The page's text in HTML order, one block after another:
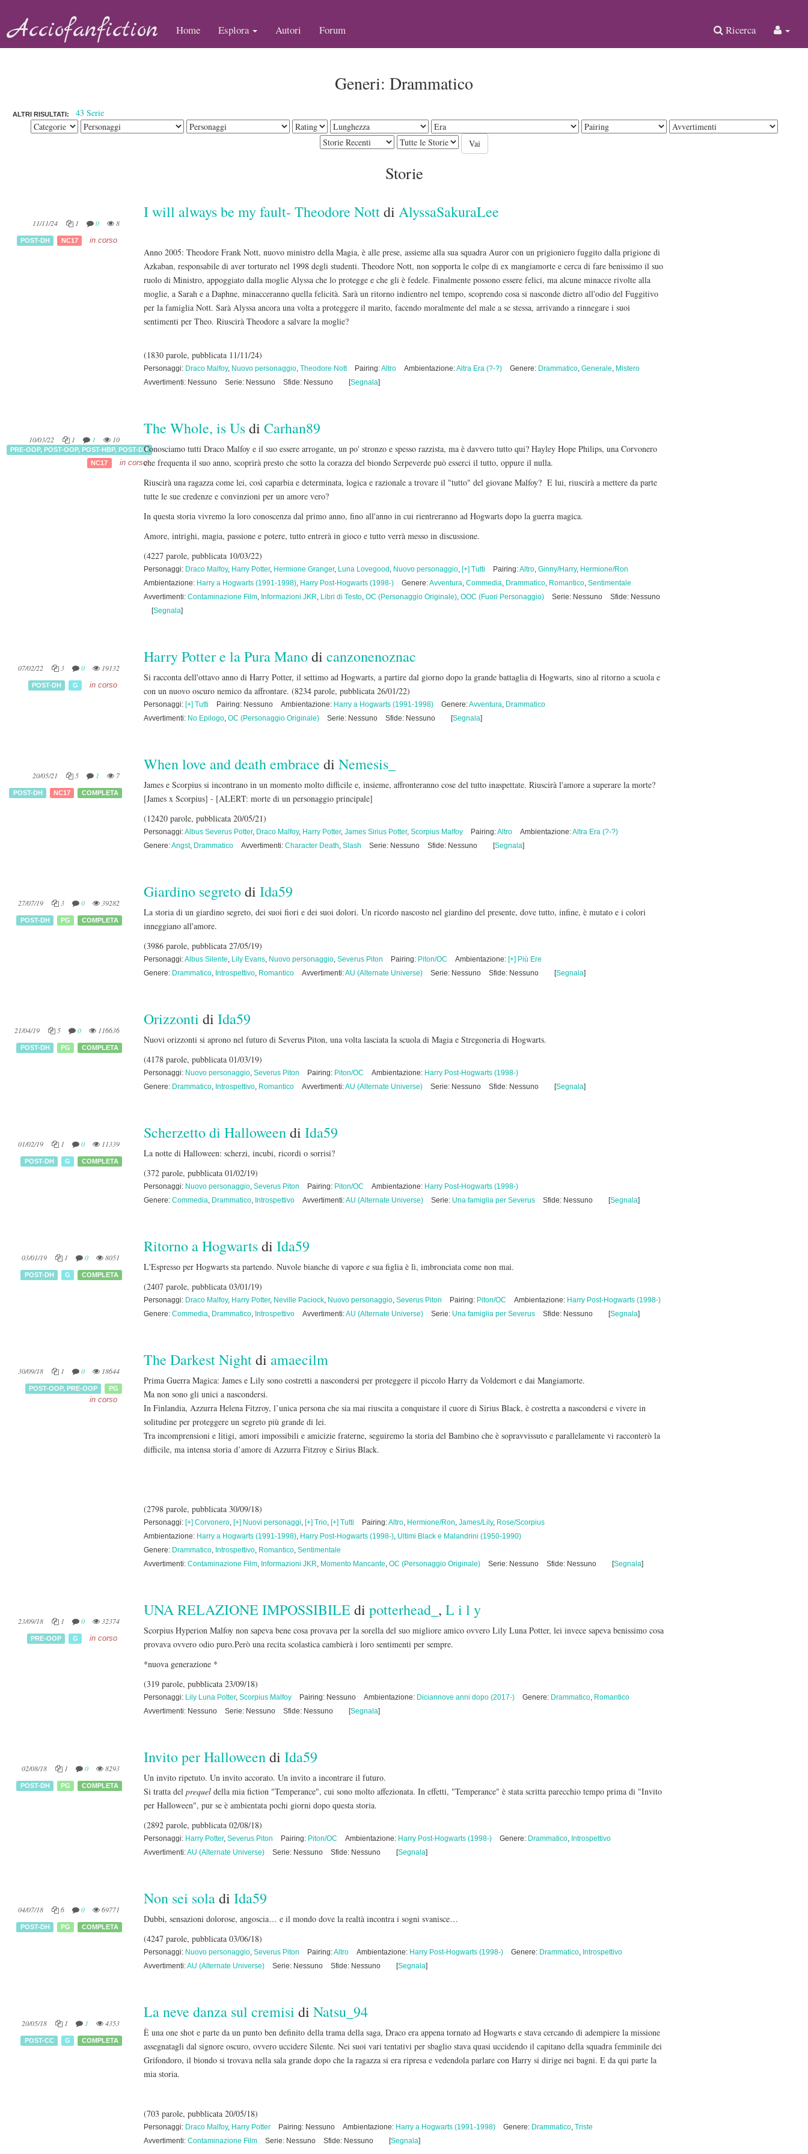
Acciofanfiction Home Esplora Autori Forum Ricerca
Generi: Drammatico
ALTRI RISULTATI: 43 Serie
Storie
11/11/24 1 0 8
POST-DH NC17 in corso
I will always be my fault- Theodore Nottdi AlyssaSakuraLee
Anno 2005: Theodore Frank Nott, nuovo ministro della Magia, è alle prese, assieme alla sua squadra Auror con un prigioniero fuggito dalla prigione di
Azkaban, responsabile di aver torturato nel 1998 degli studenti. Theodore Nott, non sopporta le colpe di ex mangiamorte e cerca di fare benissimo il suo
ruolo di Ministro, appoggiato dalla moglie Alyssa che lo protegge e che gli è fedele. Finalmente possono essere felici, ma alcune minacce rivolte alla
moglie, a Sarah e a Daphne, minacceranno quella felicità. Sarà un ritorno indientro nel tempo, scoprendo cosa si nasconde dietro all'odio del Fuggitivo
per la famiglia Nott. Sarà Alyssa ancora una volta a proteggere il marito, facendo moralmente del male a se stessa, arrivando a rinnegare i suoi
sentimenti per Theo. Riuscirà Theodore a salvare la moglie?
(1830 parole, pubblicata 11/11/24)
Personaggi: Draco Malfoy, Nuovo personaggio, Theodore Nott Pairing:Altro Ambientazione:Altra Era (?-?) Genere: Drammatico, Generale, Mistero
Avvertimenti: Nessuno
Serie: Nessuno Sfide: Nessuno [Segnala]
10/03/22 1 1 10
PRE-OOP,POST-OOP,POST-HBP,POST-DH
NC17
in corso
The Whole, is Usdi Carhan89
Conosciamo tutti Draco Malfoy e il suo essere arrogante, un po' stronzo e spesso razzista, ma è davvero tutto qui? Hayley Hope Philips, una Corvonero
che frequenta il suo anno, scoprirà presto che sotto la corazza del biondo Serpeverde può esserci il tutto, oppure il nulla.
Riuscirà una ragazza come lei, così caparbia e determinata, logica e razionale a trovare il "tutto" del giovane Malfoy? E lui, riuscirà a mettere da parte
tutte le sue credenze e convinzioni per un amore vero?
In questa storia vivremo la loro conoscenza dal primo anno, fino all'anno in cui rientreranno ad Hogwarts dopo la guerra magica.
Amore, intrighi, magia, passione e potere, tutto entrerà in gioco e tutto verrà messo in discussione.
(4227 parole, pubblicata 10/03/22)
Personaggi: Draco Malfoy, Harry Potter, Hermione Granger, Luna Lovegood , Nuovo personaggio, [+] Tutti Pairing:Altro, Ginny/Harry, Hermione/Ron
Ambientazione: Harry a Hogwarts (1991-1998), Harry Post-Hogwarts (1998-) Genere:Avventura, Commedia, Drammatico, Romantico, Sentimentale
Avvertimenti: Contaminazione Film, Informazioni JKR, Libri di Testo, OC (Personaggio Originale), OOC (Fuori Personaggio) Serie: Nessuno
Sfide: Nessuno
[Segnala]
07/02/22 3 0 19132
POST-DH G in corso
Harry Potter e la Pura Manodi canzonenoznac
Si racconta dell'ottavo anno di Harry Potter, il settimo ad Hogwarts, a partire dal giorno dopo la grande battaglia di Hogwarts, sino al ritorno a scuola e
con un nuovo oscuro nemico da affrontare. (8234 parole, pubblicata 26/01/22)
Personaggi: [+] Tutti Pairing: Nessuno Ambientazione: Harry a Hogwarts (1991-1998) Genere:Avventura, Drammatico
Avvertimenti: No Epilogo, OC (Personaggio Originale) Serie: Nessuno Sfide: Nessuno [Segnala]
20/05/21 5 1 7
POST-DH NC17 COMPLETA
When love and death embrace di Nemesis_
James e Scorpius si incontrano in un momento molto difficile e, insieme, affronteranno cose del tutto inaspettate. Riuscirà l'amore a superare la morte?
[James x Scorpius] - [ALERT: morte di un personaggio principale]
(12420 parole, pubblicata 20/05/21)
Personaggi:Albus Severus Potter, Draco Malfoy, Harry Potter, James Sirius Potter, Scorpius Malfoy Pairing:Altro Ambientazione:Altra Era (?-?)
Genere:Angst, Drammatico Avvertimenti: Character Death, Slash Serie: Nessuno Sfide: Nessuno [Segnala]
27/07/19 3 0 39282
POST-DH PG COMPLETA
Giardino segretodi Ida59
La storia di un giardino segreto, dei suoi fiori e dei suoi dolori. Un ricordo nascosto nel giardino del presente, dove tutto, infine, è mutato e i colori
inneggiano all'amore.
(3986 parole, pubblicata 27/05/19)
Personaggi:Albus Silente, Lily Evans, Nuovo personaggio, Severus Piton Pairing: Piton/OC Ambientazione: [+] Più Ere
Genere: Drammatico, Introspettivo, Romantico Avvertimenti:AU (Alternate Universe) Serie: Nessuno Sfide: Nessuno [Segnala]
21/04/19 5 0 116636
POST-DH PG COMPLETA
Orizzonti di Ida59
Nuovi orizzonti si aprono nel futuro di Severus Piton, una volta lasciata la scuola di Magia e Stregoneria di Hogwarts.
(4178 parole, pubblicata 01/03/19)
Personaggi: Nuovo personaggio, Severus Piton Pairing: Piton/OC Ambientazione: Harry Post-Hogwarts (1998-)
Genere: Drammatico, Introspettivo, Romantico Avvertimenti:AU (Alternate Universe) Serie: Nessuno Sfide: Nessuno [Segnala]
01/02/19 1 0 11339
POST-DH G COMPLETA
Scherzetto di Halloweendi Ida59
La notte di Halloween: scherzi, incubi, ricordi o sorrisi?
(372 parole, pubblicata 01/02/19)
Personaggi: Nuovo personaggio, Severus Piton Pairing: Piton/OC Ambientazione: Harry Post-Hogwarts (1998-)
Genere: Commedia, Drammatico, Introspettivo Avvertimenti:AU (Alternate Universe) Serie: Una famiglia per Severus Sfide: Nessuno [Segnala]
03/01/19 1 0 8051
POST-DH G COMPLETA
Ritorno a Hogwartsdi Ida59
L'Espresso per Hogwarts sta partendo. Nuvole bianche di vapore e sua figlia è lì, imbronciata come non mai.
(2407 parole, pubblicata 03/01/19)
Personaggi: Draco Malfoy, Harry Potter, Neville Paciock, Nuovo personaggio, Severus Piton Pairing: Piton/OC Ambientazione: Harry Post-Hogwarts (1998-)
Genere: Commedia, Drammatico, Introspettivo Avvertimenti:AU (Alternate Universe) Serie: Una famiglia per Severus Sfide: Nessuno [Segnala]
30/09/18 1 0 18644
POST-OOP,PRE-OOP PG
in corso
The Darkest Nightdi amaecilm
Prima Guerra Magica: James e Lily sono costretti a nascondersi per proteggere il piccolo Harry da Voldemort e dai Mangiamorte.
Ma non sono gli unici a nascondersi.
In Finlandia, Azzurra Helena Fitzroy, l’unica persona che sia mai riuscita a conquistare il cuore di Sirius Black, è costretta a nascondersi e vivere in
solitudine per proteggere un segreto più grande di lei.
Tra incomprensioni e litigi, amori impossibili e amicizie fraterne, seguiremo la storia del Bambino che è sopravvissuto e parallelamente vi racconterò la
difficile, ma intensa storia d’amore di Azzurra Fitzroy e Sirius Black.
(2798 parole, pubblicata 30/09/18)
Personaggi: [+] Corvonero, [+] Nuovi personaggi, [+] Trio, [+] Tutti Pairing:Altro, Hermione/Ron, James/Lily, Rose/Scorpius
Ambientazione: Harry a Hogwarts (1991-1998), Harry Post-Hogwarts (1998-), Ultimi Black e Malandrini (1950-1990)
Genere: Drammatico, Introspettivo, Romantico, Sentimentale
Avvertimenti: Contaminazione Film, Informazioni JKR, Momento Mancante, OC (Personaggio Originale) Serie: Nessuno Sfide: Nessuno [Segnala]
23/09/18 1 0 32374
PRE-OOP G in corso
UNA RELAZIONE IMPOSSIBILEdi potterhead_ , L i l y
Scorpius Hyperion Malfoy non sapeva bene cosa provava per la sorella del suo migliore amico ovvero Lily Luna Potter, lei invece sapeva benissimo cosa
provava ovvero odio puro.Però una recita scolastica cambierà i loro sentimenti per sempre.
*nuova generazione *
(319 parole, pubblicata 23/09/18)
Personaggi: Lily Luna Potter, Scorpius Malfoy Pairing: Nessuno Ambientazione: Diciannove anni dopo (2017-) Genere: Drammatico, Romantico
Avvertimenti: Nessuno
Serie: Nessuno Sfide: Nessuno [Segnala]
02/08/18 1 0 8293
POST-DH PG COMPLETA
Invito per Halloweendi Ida59
Un invito ripetuto. Un invito accorato. Un invito a incontrare il futuro.
Si tratta del prequel della mia fiction "Temperance", cui sono molto affezionata. In effetti, "Temperance" è stata scritta parecchio tempo prima di "Invito
per Halloween", pur se è ambientata pochi giorni dopo questa storia.
(2892 parole, pubblicata 02/08/18)
Personaggi: Harry Potter, Severus Piton Pairing: Piton/OC Ambientazione: Harry Post-Hogwarts (1998-) Genere: Drammatico, Introspettivo
Avvertimenti:AU (Alternate Universe) Serie: Nessuno Sfide: Nessuno [Segnala]
04/07/18 6 0 69771
POST-DH PG COMPLETA
Non sei soladi Ida59
Dubbi, sensazioni dolorose, angoscia… e il mondo dove la realtà incontra i sogni svanisce…
(4247 parole, pubblicata 03/06/18)
Personaggi: Nuovo personaggio, Severus Piton Pairing:Altro Ambientazione: Harry Post-Hogwarts (1998-) Genere: Drammatico, Introspettivo
Avvertimenti:AU (Alternate Universe) Serie: Nessuno Sfide: Nessuno [Segnala]
20/05/18 1 1 4353
POST-CC G COMPLETA
La neve danza sul cremisi di Natsu_94
È una one shot e parte da un punto ben definito della trama della saga, Draco era appena tornato ad Hogwarts e stava cercando di adempiere la missione
assegnatagli dal signore oscuro, ovvero uccidere Silente. Nei suoi vari tentativi per sbaglio stava quasi uccidendo il capitano della squadra femminile dei
Grifondoro, il biondo si trovava nella sala grande dopo che la ragazza si era ripresa e vedendola parlare con Harry si dirige nei bagni. E da qui parte la
mia storia.
(703 parole, pubblicata 20/05/18)
Personaggi: Draco Malfoy, Harry Potter Pairing: Nessuno Ambientazione: Harry a Hogwarts (1991-1998) Genere: Drammatico, Triste
Avvertimenti: Contaminazione Film Serie: Nessuno Sfide: Nessuno [Segnala]